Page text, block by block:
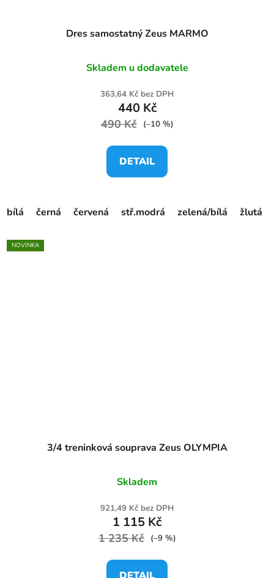
Dres samostatný Zeus MARMO
Skladem u dodavatele
363,64 Kč bez DPH
440 Kč
490 Kč (–10 %)
DETAIL
bílá černá červená stř.modrá zelená/bílá žlutá
NOVINKA
3/4 treninková souprava Zeus OLYMPIA
Skladem
921,49 Kč bez DPH
1 115 Kč
1 235 Kč (–9 %)